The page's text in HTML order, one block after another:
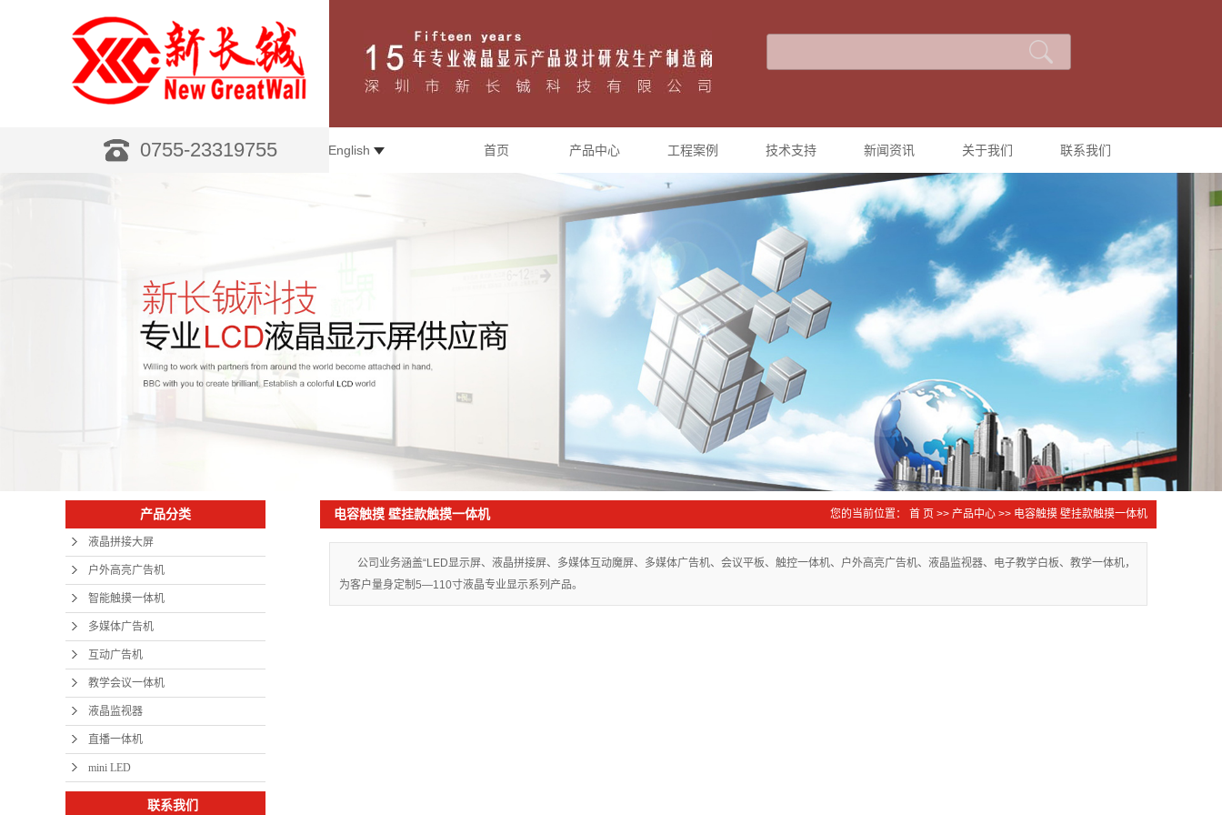
0755-23319755 English 首页 产品中心
液晶拼接大屏
户外高亮广告机
智能触摸一体机
多媒体广告机
互动广告机
直播一体机
工程案例
工程案例展示
技术支持 新闻资讯
公司新闻
行业新闻
关于我们
公司简介
联系我们
产品分类
液晶拼接大屏
户外高亮广告机
智能触摸一体机
多媒体广告机
互动广告机
教学会议一体机
液晶监视器
直播一体机
mini LED
联系我们
电容触摸 壁挂款触摸一体机 您的当前位置： 首 页 >> 产品中心 >> 电容触摸 壁挂款触摸一体机
公司业务涵盖“LED显示屏、液晶拼接屏、多媒体互动魔屏、多媒体广告机、会议平板、触控一体机、户外高亮广告机、液晶监视器、电子教学白板、教学一体机，
为客户量身定制5—110寸液晶专业显示系列产品。